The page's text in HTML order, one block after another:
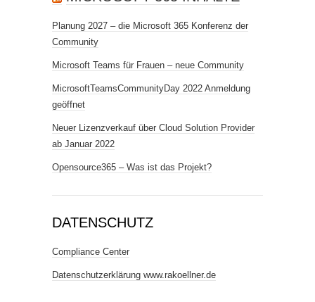
Planung 2027 – die Microsoft 365 Konferenz der
Community
Microsoft Teams für Frauen – neue Community
MicrosoftTeamsCommunityDay 2022 Anmeldung
geöffnet
Neuer Lizenzverkauf über Cloud Solution Provider
ab Januar 2022
Opensource365 – Was ist das Projekt?
DATENSCHUTZ
Compliance Center
Datenschutzerklärung www.rakoellner.de